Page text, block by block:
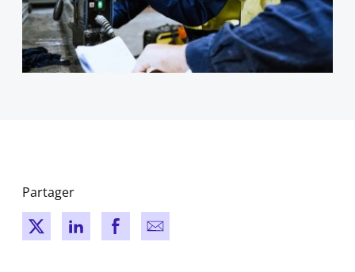
Partager
New windowNew window
New windowNew window